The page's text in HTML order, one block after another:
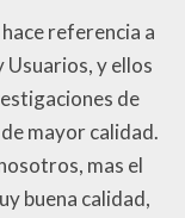
referencia a
y ellos
de
mayor calidad.
mas el
buena calidad,